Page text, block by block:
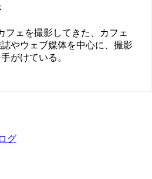
フェを撮影してきた、カフェ
やウェブ媒体を中心に、撮影
がけている。
グ